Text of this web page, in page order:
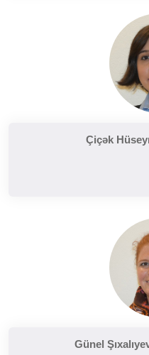
Çiçək
Günel